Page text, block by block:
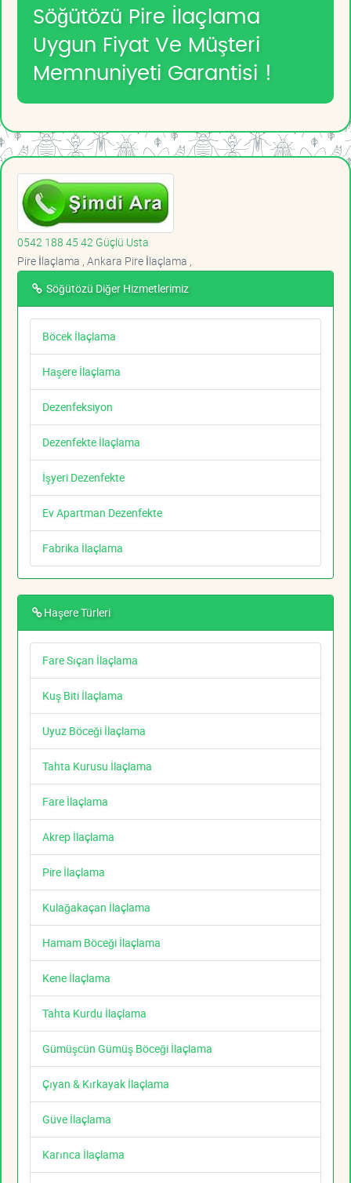
Söğütözü Pire İlaçlama
Uygun Fiyat Ve Müşteri
Memnuniyeti Garantisi !
0542 188 45 42 Güçlü Usta
Pire İlaçlama , Ankara Pire İlaçlama ,
Söğütözü Diğer Hizmetlerimiz
Böcek İlaçlama
Haşere İlaçlama
Dezenfeksiyon
Dezenfekte İlaçlama
İşyeri Dezenfekte
Ev Apartman Dezenfekte
Fabrika İlaçlama
Haşere Türleri
Fare Sıçan İlaçlama
Kuş Biti İlaçlama
Uyuz Böceği İlaçlama
Tahta Kurusu İlaçlama
Fare İlaçlama
Akrep İlaçlama
Pire İlaçlama
Kulağakaçan İlaçlama
Hamam Böceği İlaçlama
Kene İlaçlama
Tahta Kurdu İlaçlama
Gümüşcün Gümüş Böceği İlaçlama
Çıyan & Kırkayak İlaçlama
Güve İlaçlama
Karınca İlaçlama